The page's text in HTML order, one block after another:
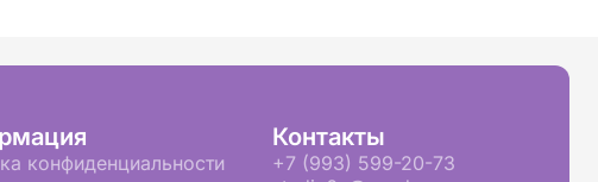
конфиденциальности
Контакты
+7 (993) 599-20-73